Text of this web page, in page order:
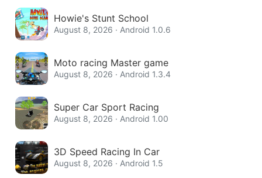
Howie's Stunt School
August 8, 2026 · Android 1.0.6
Moto racing Master game
August 8, 2026 · Android 1.3.4
Super Car Sport Racing
August 8, 2026 · Android 1.00
3D Speed Racing In Car
August 8, 2026 · Android 1.5